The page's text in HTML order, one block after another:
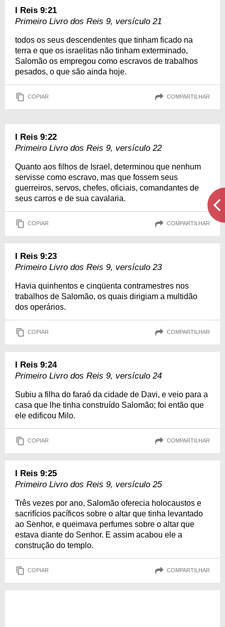
I Reis 9:21
Primeiro Livro dos Reis 9, versículo 21
todos os seus descendentes que tinham ficado na
terra e que os israelitas não tinham exterminado,
Salomão os empregou como escravos de trabalhos
pesados, o que são ainda hoje.
COPIAR COMPARTILHAR
I Reis 9:22
Primeiro Livro dos Reis 9, versículo 22
Quanto aos filhos de Israel, determinou que nenhum
servisse como escravo, mas que fossem seus
guerreiros, servos, chefes, oficiais, comandantes de
seus carros e de sua cavalaria.
COPIAR COMPARTILHAR
I Reis 9:23
Primeiro Livro dos Reis 9, versículo 23
Havia quinhentos e cinqüenta contramestres nos
trabalhos de Salomão, os quais dirigiam a multidão
dos operários.
COPIAR COMPARTILHAR
I Reis 9:24
Primeiro Livro dos Reis 9, versículo 24
Subiu a filha do faraó da cidade de Davi, e veio para a
casa que lhe tinha construído Salomão; foi então que
ele edificou Milo.
COPIAR COMPARTILHAR
I Reis 9:25
Primeiro Livro dos Reis 9, versículo 25
Três vezes por ano, Salomão oferecia holocaustos e
sacrifícios pacíficos sobre o altar que tinha levantado
ao Senhor, e queimava perfumes sobre o altar que
estava diante do Senhor. E assim acabou ele a
construção do templo.
COPIAR COMPARTILHAR